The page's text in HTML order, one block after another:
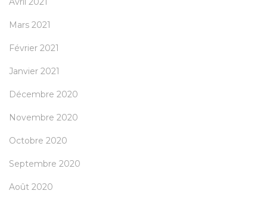
Mars 2021
Février 2021
Janvier 2021
Décembre 2020
Novembre 2020
Octobre 2020
Septembre 2020
Août 2020